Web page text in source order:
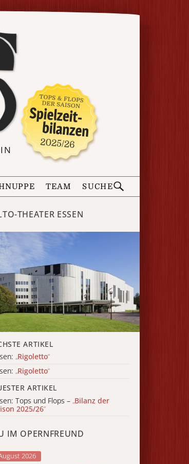
TEAM SUCHE
THEATER ESSEN
ARTIKEL
„Rigoletto“
„Rigoletto“
ARTIKEL
Tops und Flops – „Bilanz der
2025/26“
IM OPERNFREUND
2026